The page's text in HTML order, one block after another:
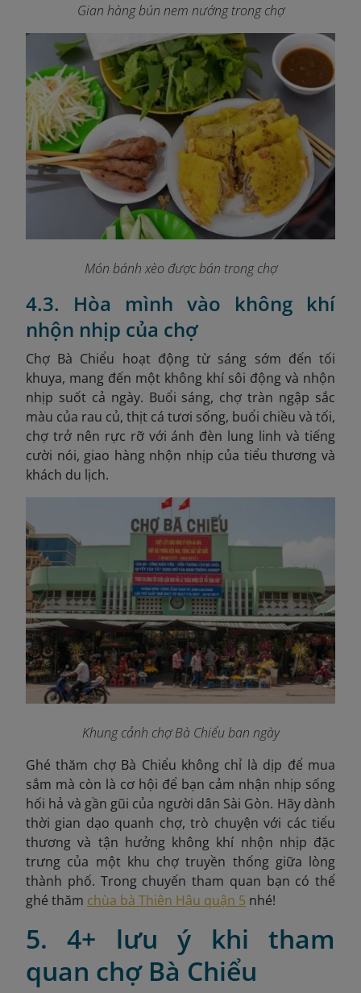
Gian hàng bún nem nướng trong chợ
Món bánh xèo được bán trong chợ
4.3. Hòa mình vào không khí
nhộn nhịp của chợ
Chợ Bà Chiểu hoạt động từ sáng sớm đến tối
khuya, mang đến một không khí sôi động và nhộn
nhịp suốt cả ngày. Buổi sáng, chợ tràn ngập sắc
màu của rau củ, thịt cá tươi sống, buổi chiều và tối,
chợ trở nên rực rỡ với ánh đèn lung linh và tiếng
cười nói, giao hàng nhộn nhịp của tiểu thương và
khách du lịch.
Khung cảnh chợ Bà Chiểu ban ngày
Ghé thăm chợ Bà Chiểu không chỉ là dịp để mua
sắm mà còn là cơ hội để bạn cảm nhận nhịp sống
hối hả và gần gũi của người dân Sài Gòn. Hãy dành
thời gian dạo quanh chợ, trò chuyện với các tiểu
thương và tận hưởng không khí nhộn nhịp đặc
trưng của một khu chợ truyền thống giữa lòng
thành phố. Trong chuyến tham quan bạn có thể
ghé thăm chùa bà Thiên Hậu quận 5 nhé!
5. 4+ lưu ý khi tham
quan chợ Bà Chiểu